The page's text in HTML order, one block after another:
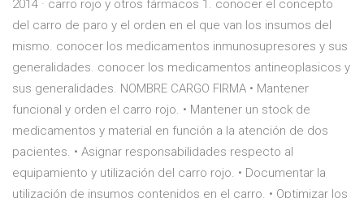
2014 · carro rojo y otros fármacos 1. conocer el concepto
del carro de paro y el orden en el que van los insumos del
mismo. conocer los medicamentos inmunosupresores y sus
generalidades. conocer los medicamentos antineoplasicos y
sus generalidades. NOMBRE CARGO FIRMA • Mantener
funcional y orden el carro rojo. • Mantener un stock de
medicamentos y material en función a la atención de dos
pacientes. • Asignar responsabilidades respecto al
equipamiento y utilización del carro rojo. • Documentar la
utilización de insumos contenidos en el carro. • Optimizar los